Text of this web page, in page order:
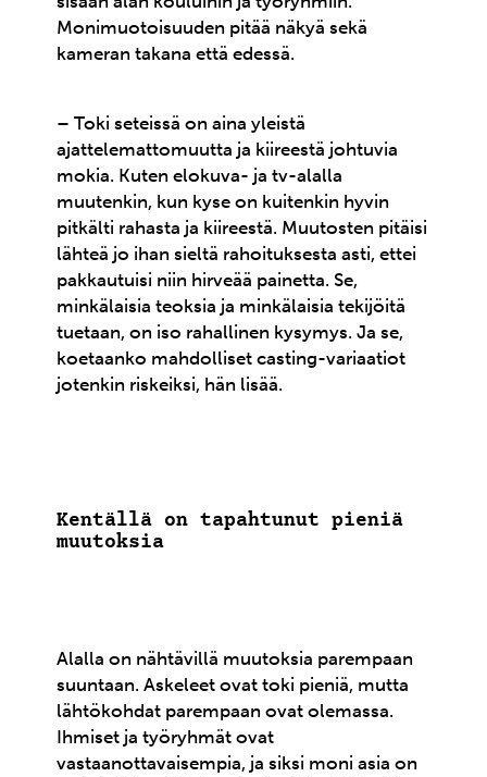
Monimuotoisuuden pitää näkyä sekä
kameran takana että edessä.
– Toki seteissä on aina yleistä
ajattelemattomuutta ja kiireestä johtuvia
mokia. Kuten elokuva- ja tv-alalla
muutenkin, kun kyse on kuitenkin hyvin
pitkälti rahasta ja kiireestä. Muutosten pitäisi
lähteä jo ihan sieltä rahoituksesta asti, ettei
pakkautuisi niin hirveää painetta. Se,
minkälaisia teoksia ja minkälaisia tekijöitä
tuetaan, on iso rahallinen kysymys. Ja se,
koetaanko mahdolliset casting-variaatiot
jotenkin riskeiksi, hän lisää.
Kentällä on tapahtunut pieniä
muutoksia
Alalla on nähtävillä muutoksia parempaan
suuntaan. Askeleet ovat toki pieniä, mutta
lähtökohdat parempaan ovat olemassa.
Ihmiset ja työryhmät ovat
vastaanottavaisempia, ja siksi moni asia on